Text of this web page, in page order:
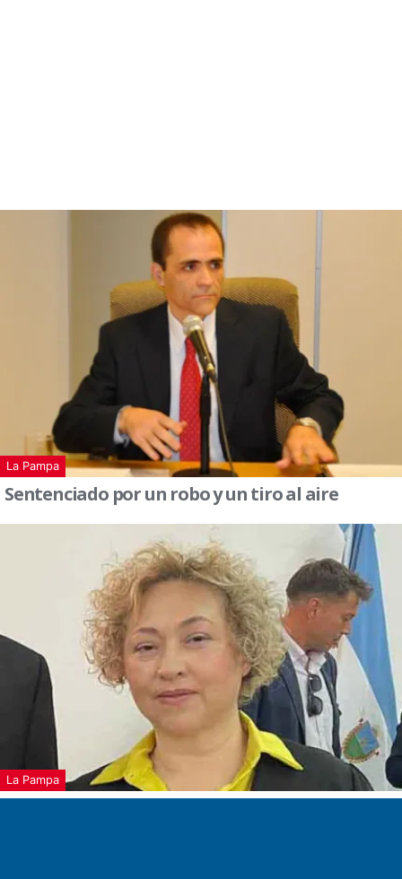
La Pampa
Sentenciado por un robo y un tiro al aire
La Pampa